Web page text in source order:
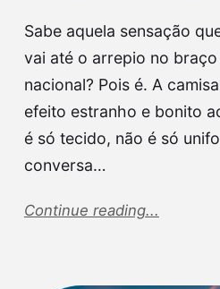
Sabe aquela sensação
vai até o arrepio no
nacional? Pois é. A
efeito estranho e bonito
é só tecido, não é só
conversa…
Continue reading...